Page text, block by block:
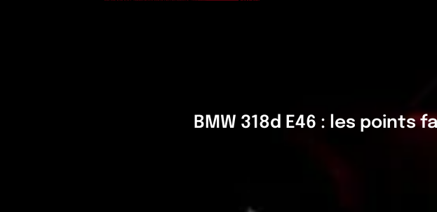
BMW 318d E46 : les points